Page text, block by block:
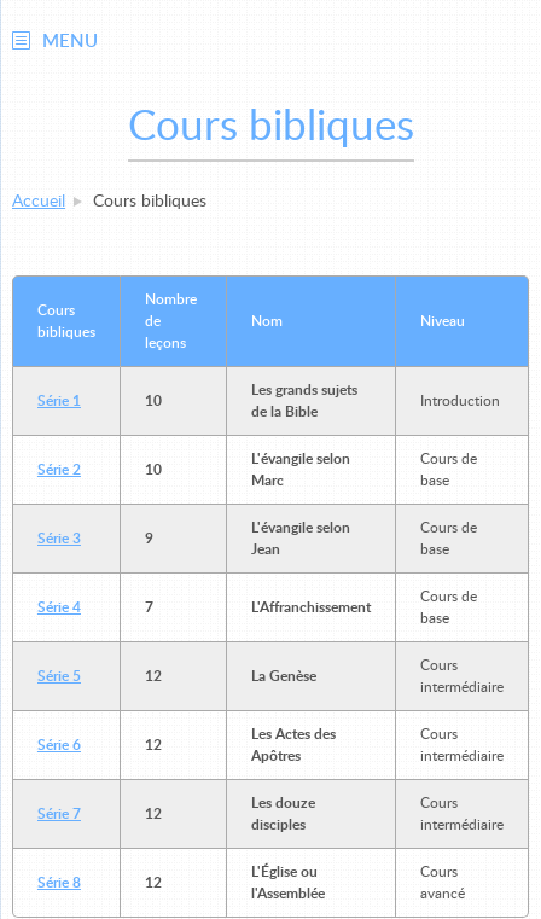
MENU
Cours bibliques
Accueil Cours bibliques
Cours
bibliques
Nombre
de
leçons
Nom Niveau
Série 1 10
Les grands sujets
de la Bible
Introduction
Série 2 10
L'évangile selon
Marc
Cours de
base
Série 3 9
L'évangile selon
Jean
Cours de
base
Série 4 7 L'Affranchissement
Cours de
base
Série 5 12 La Genèse
Cours
intermédiaire
Série 6 12
Les Actes des
Apôtres
Cours
intermédiaire
Série 7 12
Les douze
disciples
Cours
intermédiaire
Série 8 12
L'Église ou
l'Assemblée
Cours
avancé